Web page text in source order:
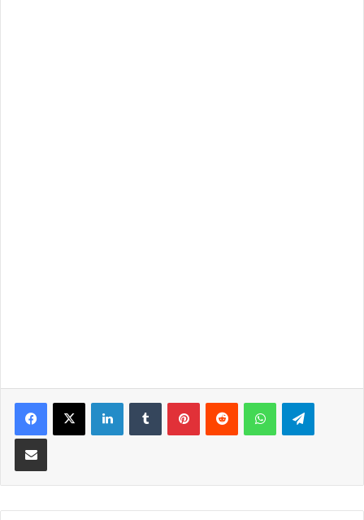
LinkedInTumblrPinterestReddit WhatsApp
Partilhar Via Email